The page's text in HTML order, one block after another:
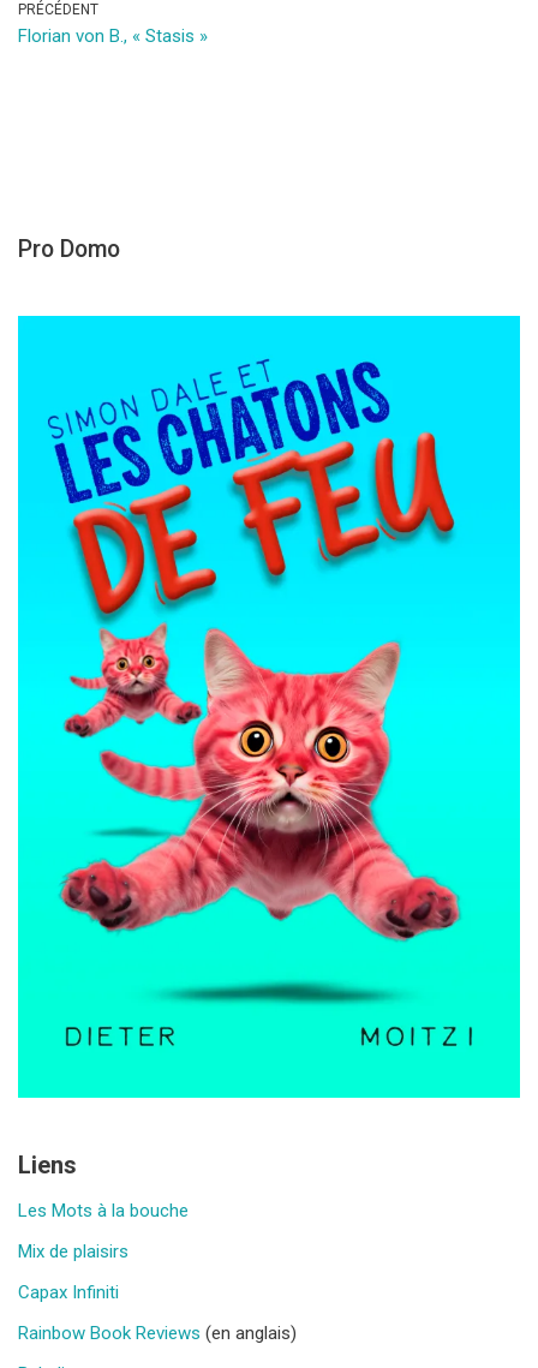
PRÉCÉDENT
Florian von B., « Stasis »
Pro Domo
Liens
Les Mots à la bouche
Mix de plaisirs
Capax Infiniti
Rainbow Book Reviews (en anglais)